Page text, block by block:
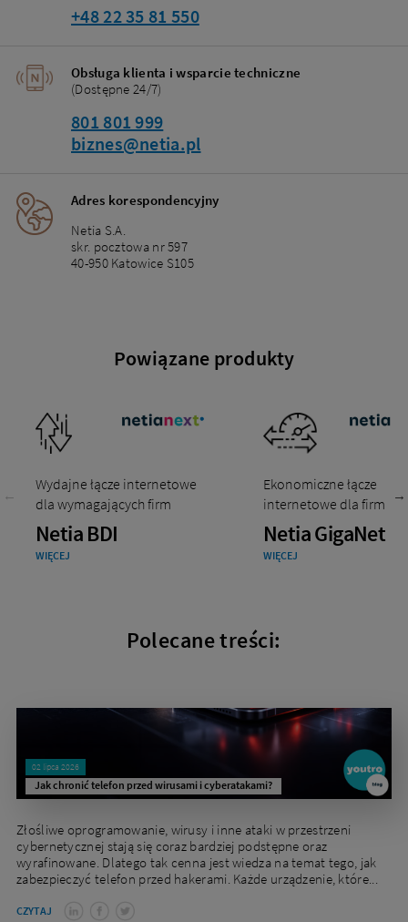
+48 22 35 81 550
Obsługa klienta i wsparcie techniczne
(Dostępne 24/7)
801 801 999
biznes@netia.pl
Adres korespondencyjny
Netia S.A.
skr. pocztowa nr 597
40-950 Katowice S105
Powiązane produkty
Wydajne łącze internetowe
dla wymagających firm
Netia BDI
WIĘCEJ
Ekonomiczne łącze
internetowe dla firm
Netia GigaNet
WIĘCEJ
Polecane treści:
02 lipca 2026
Jak chronić telefon przed wirusami i cyberatakami?
Złośliwe oprogramowanie, wirusy i inne ataki w przestrzeni
cybernetycznej stają się coraz bardziej podstępne oraz
wyrafinowane. Dlatego tak cenna jest wiedza na temat tego, jak
zabezpieczyć telefon przed hakerami. Każde urządzenie, które...
CZYTAJ